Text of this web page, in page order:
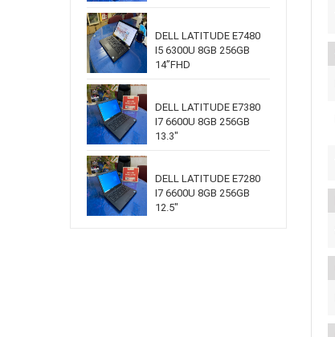
DELL LATITUDE E7480
I5 6300U 8GB 256GB
14”FHD
DELL LATITUDE E7380
I7 6600U 8GB 256GB
13.3"
DELL LATITUDE E7280
I7 6600U 8GB 256GB
12.5"